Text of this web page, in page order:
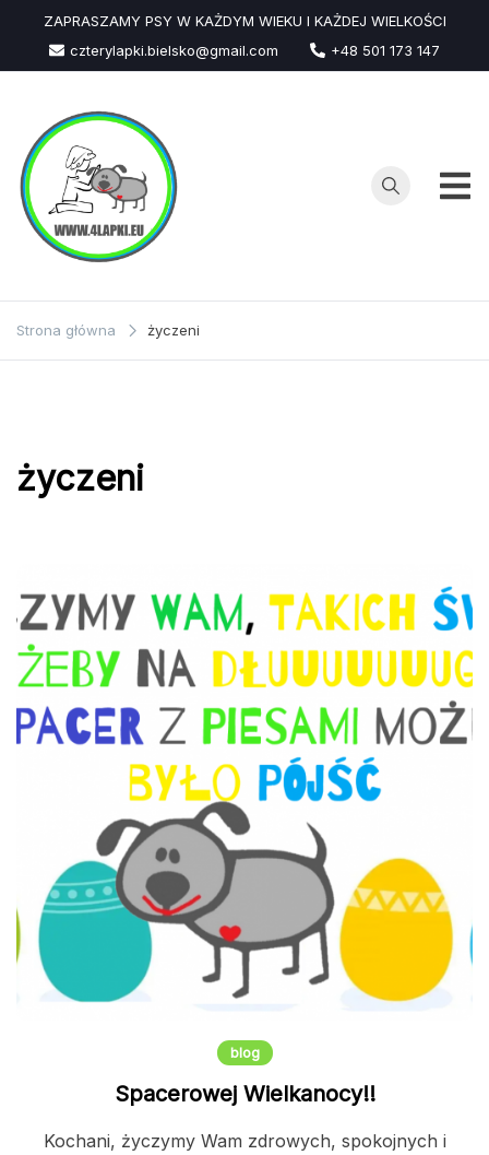
Przejdź
treści
ZAPRASZAMY PSY W KAŻDYM WIEKU I KAŻDEJ WIELKOŚCI
czterylapki.bielsko@gmail.com
+48 501 173 147
Strona główna życzeni
życzeni
blog
Spacerowej Wielkanocy!!
Kochani, życzymy Wam zdrowych, spokojnych i